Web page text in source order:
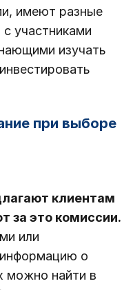
имеют разные
участниками
изучать
при выборе
клиентам
за это комиссии.
или
о
можно найти в